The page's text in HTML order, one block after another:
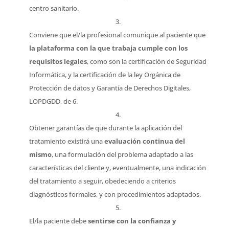
centro sanitario.
Conviene que el/la profesional comunique al paciente que
la plataforma con la que trabaja cumple con los
requisitos legales, como son la certificación de Seguridad
Informática, y la certificación de la ley Orgánica de
Protección de datos y Garantía de Derechos Digitales,
LOPDGDD, de 6.
Obtener garantías de que durante la aplicación del
tratamiento existirá unaevaluación continua del
mismo, una formulación del problema adaptado a las
características del cliente y, eventualmente, una indicación
del tratamiento a seguir, obedeciendo a criterios
diagnósticos formales, y con procedimientos adaptados.
El/la paciente debesentirse con la confianza y